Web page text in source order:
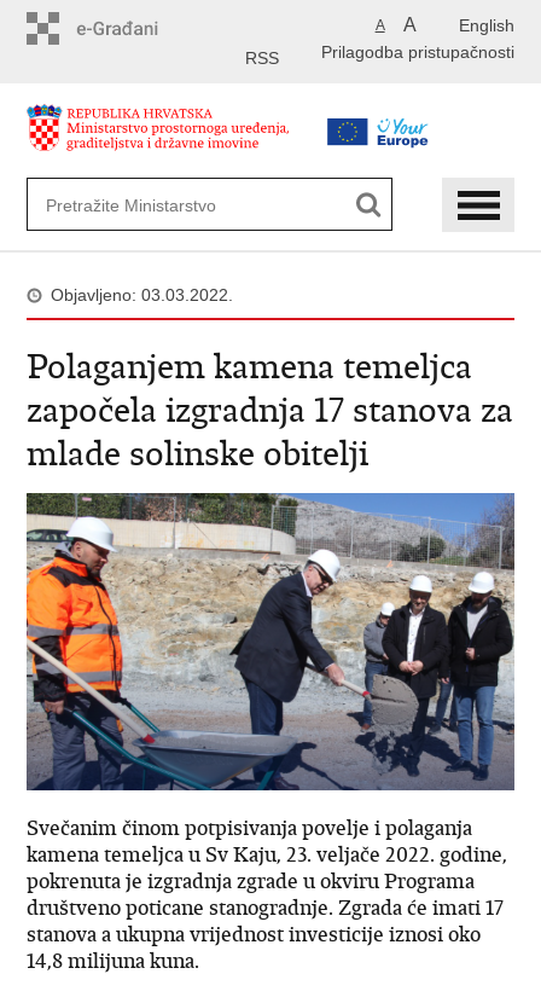
English
A A
Prilagodba pristupačnosti
RSS
Objavljeno: 03.03.2022.
Polaganjem kamena temeljca
započela izgradnja 17 stanova za
mlade solinske obitelji
Svečanim činom potpisivanja povelje i polaganja
kamena temeljca u Sv Kaju, 23. veljače 2022. godine,
pokrenuta je izgradnja zgrade u okviru Programa
društveno poticane stanogradnje. Zgrada će imati 17
stanova a ukupna vrijednost investicije iznosi oko
14,8 milijuna kuna.